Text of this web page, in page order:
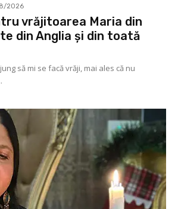
2026
vrăjitoarea Maria din
din Anglia și din toată
să mi se facă vrăji, mai ales că nu